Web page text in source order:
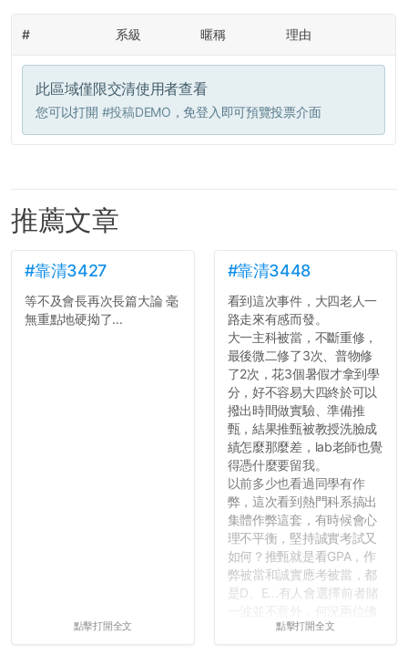
# 系級 暱稱 理由
此區域僅限交清使用者查看
您可以打開 #投稿DEMO ，免登入即可預覽投票介面
推薦文章
#靠清3427
等不及會長再次長篇大論 毫
無重點地硬拗了...
點擊打開全文
#靠清3448
看到這次事件，大四老人一
路走來有感而發。
大一主科被當，不斷重修，
最後微二修了3次、普物修
了2次，花3個暑假才拿到學
分，好不容易大四終於可以
撥出時間做實驗、準備推
甄，結果推甄被教授洗臉成
績怎麼那麼差，lab老師也覺
得憑什麼要留我。
以前多少也看過同學有作
弊，這次看到熱門科系搞出
集體作弊這套，有時候會心
理不平衡，堅持誠實考試又
如何？推甄就是看GPA，作
弊被當和誠實應考被當，都
是D、E...有人會選擇前者賭
心教授看起來要輕輕放下
點擊打開全文